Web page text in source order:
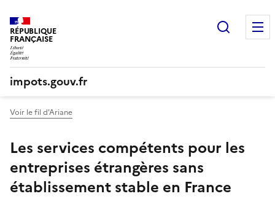
RÉPUBLIQUE
FRANÇAISE
impots.gouv.fr
Voir le fil d'Ariane
Les services compétents pour les
entreprises étrangères sans
établissement stable en France